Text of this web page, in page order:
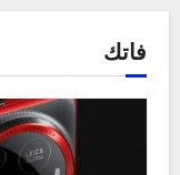
فاتك